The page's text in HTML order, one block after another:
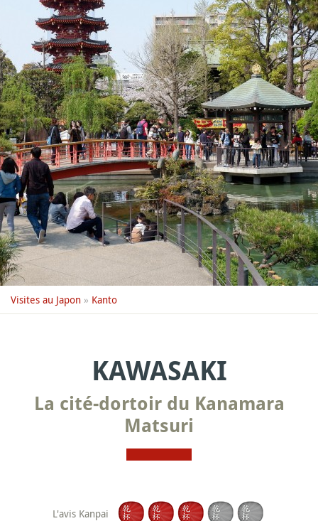
Visites au Japon » Kanto
KAWASAKI
La cité-dortoir du Kanamara
Matsuri
L'avis Kanpai